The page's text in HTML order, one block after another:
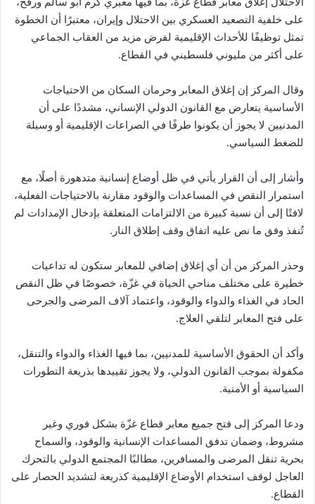
على خلفية التصعيد العسكري بين الاحتلال وإيران، معتبرًا أن الخطوة
تمثل توظيفًا للأحداث الإقليمية لفرض مزيد من العقاب الجماعي
على أكثر من مليوني فلسطيني في القطاع.
وقال المركز إن إغلاق المعابر وحرمان السكان من الاحتياجات
الأساسية يتعارض مع القانون الدولي الإنساني، مشددًا على أن
المدنيين لا يجوز أن يكونوا طرفًا في الصراعات الإقليمية أو وسيلة
للضغط السياسي.
وأشار إلى أن القرار يأتي في ظل أوضاع إنسانية متدهورة أصلًا، مع
استمرار النقص في المساعدات والوقود مقارنة بالاحتياجات الفعلية،
لافتًا إلى أن نسبة كبيرة من الالتزامات المتعلقة بإدخال الإمدادات لم
تُنفذ وفق ما نص عليه اتفاق وقف إطلاق النار.
وحذر المركز من أن أي إغلاق إضافي للمعابر ستكون له تداعيات
خطيرة على مختلف مناحي الحياة في غزّة، خصوصًا في ظل النقص
الحاد في الغذاء والدواء والوقود، واعتماد آلاف المرضى والجرحى
على فتح المعابر لتلقي العلاج.
وأكد أن الحقوق الأساسية للمدنيين، بما فيها الغذاء والدواء والتنقل،
مكفولة بموجب القانون الدولي، ولا يجوز تقييدها بذريعة التطورات
السياسية أو الأمنية.
ودعا المركز إلى فتح جميع معابر قطاع غزّة بشكل فوري وغير
مشروط، وضمان تدفق المساعدات الإنسانية والوقود، والسماح
بحرية تنقل المرضى والمسافرين، مطالبًا المجتمع الدولي بالتحرك
العاجل لوقف استخدام الأوضاع الإقليمية كذريعة لتشديد الحصار على
القطاع.